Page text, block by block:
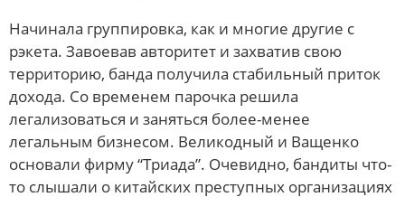
Начинала группировка, как и многие другие с
рэкета. Завоевав авторитет и захватив свою
территорию, банда получила стабильный приток
дохода. Со временем парочка решила
легализоваться и заняться более-менее
легальным бизнесом. Великодный и Ващенко
основали фирму “Триада”. Очевидно, бандиты что-
то слышали о китайских преступных организациях